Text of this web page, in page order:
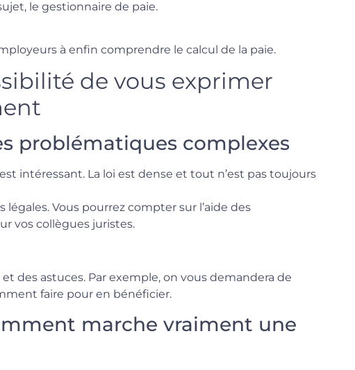
le gestionnaire de paie.
à enfin comprendre le calcul de la paie.
de vous exprimer
problématiques complexes
intéressant. La loi est dense et tout n’est pas toujours
Vous pourrez compter sur l’aide des
vos collègues juristes.
des astuces. Par exemple, on vous demandera de
faire pour en bénéficier.
marche vraiment une